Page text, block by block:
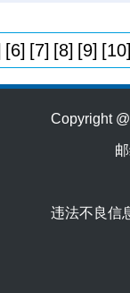
[6] [7] [8] [9]
Copyright
违法不良信